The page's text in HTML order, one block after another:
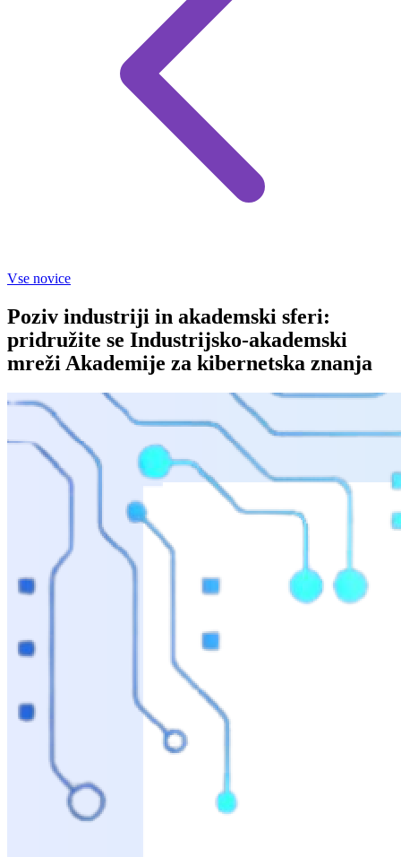
Vse novice
Poziv industriji in akademski sferi:
pridružite se Industrijsko-akademski
mreži Akademije za kibernetska znanja